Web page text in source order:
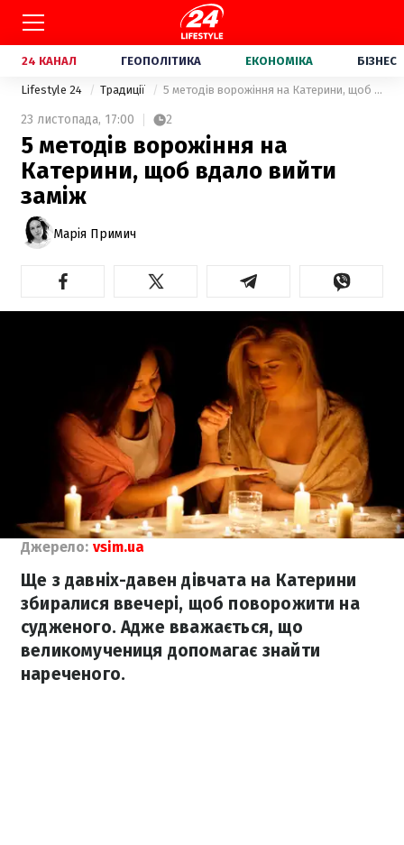
24 КАНАЛ ГЕОПОЛІТИКА ЕКОНОМІКА БІЗНЕС
Lifestyle 24 Традиції 5 методів ворожіння на Катерини, щоб вдало вийти заміж
23 листопада, 17:00 2
5 методів ворожіння на
Катерини, щоб вдало вийти
заміж
Марія Примич
Джерело: vsim.ua
Ще з давніх-давен дівчата на Катерини
збиралися ввечері, щоб поворожити на
судженого. Адже вважається, що
великомучениця допомагає знайти
нареченого.